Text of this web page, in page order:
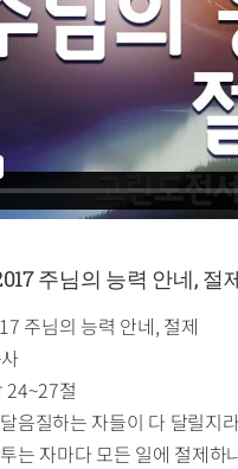
주님의 능력 안네, 절
주님의 능력 안네, 절제
24~27절
음질하는 자들이 다 달릴지
는 자마다 모든 일에 절제